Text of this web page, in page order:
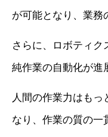
が可能となり、業務
さらに、ロボティク
純作業の自動化が進
人間の作業力はも
なり、作業の質の一